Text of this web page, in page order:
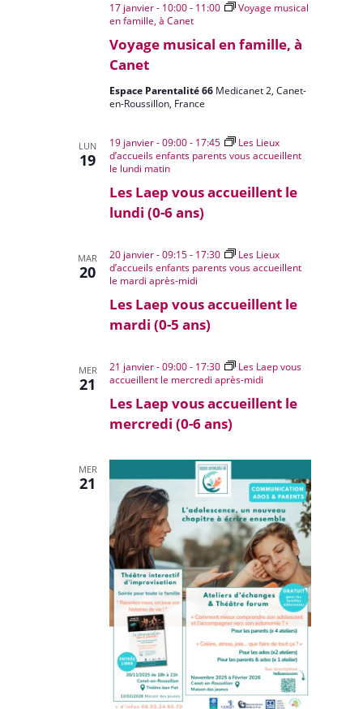
Voyage musical en famille, à
Canet
17 janvier - 10:00- 11:00
Voyage musical
en famille, à Canet
Espace Parentalité 66 Medicanet 2, Canet-
en-Roussillon, France
LUN
19
Les Laep vous accueillent le
lundi (0-6 ans)
19 janvier - 09:00- 17:45
Les Lieux
d’accueils enfants parents vous accueillent
le lundi matin
MAR
20
Les Laep vous accueillent le
mardi (0-5 ans)
20 janvier - 09:15- 17:30
Les Lieux
d’accueils enfants parents vous accueillent
le mardi après-midi
MER
21
Les Laep vous accueillent le
mercredi (0-6 ans)
21 janvier - 09:00- 17:30
Les Laep vous
accueillent le mercredi après-midi
MER
21